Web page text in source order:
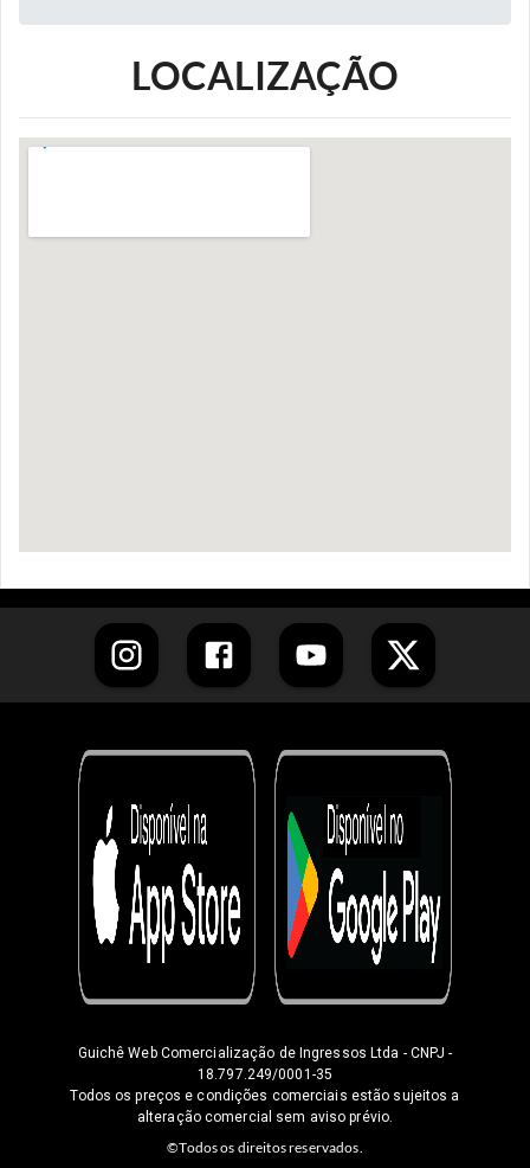
LOCALIZAÇÃO
Guichê Web Comercialização de Ingressos Ltda - CNPJ -
18.797.249/0001-35
Todos os preços e condições comerciais estão sujeitos a
alteração comercial sem aviso prévio.
©Todos os direitos reservados.